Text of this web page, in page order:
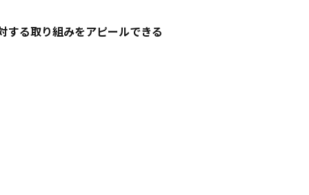
する取り組みをアピールできる